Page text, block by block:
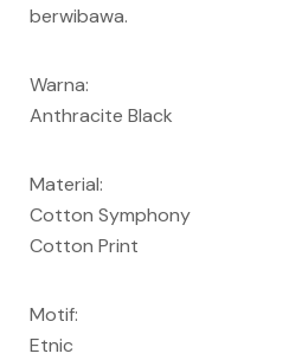
berwibawa.
Warna:
Anthracite Black
Material:
Cotton Symphony
Cotton Print
Motif:
Etnic